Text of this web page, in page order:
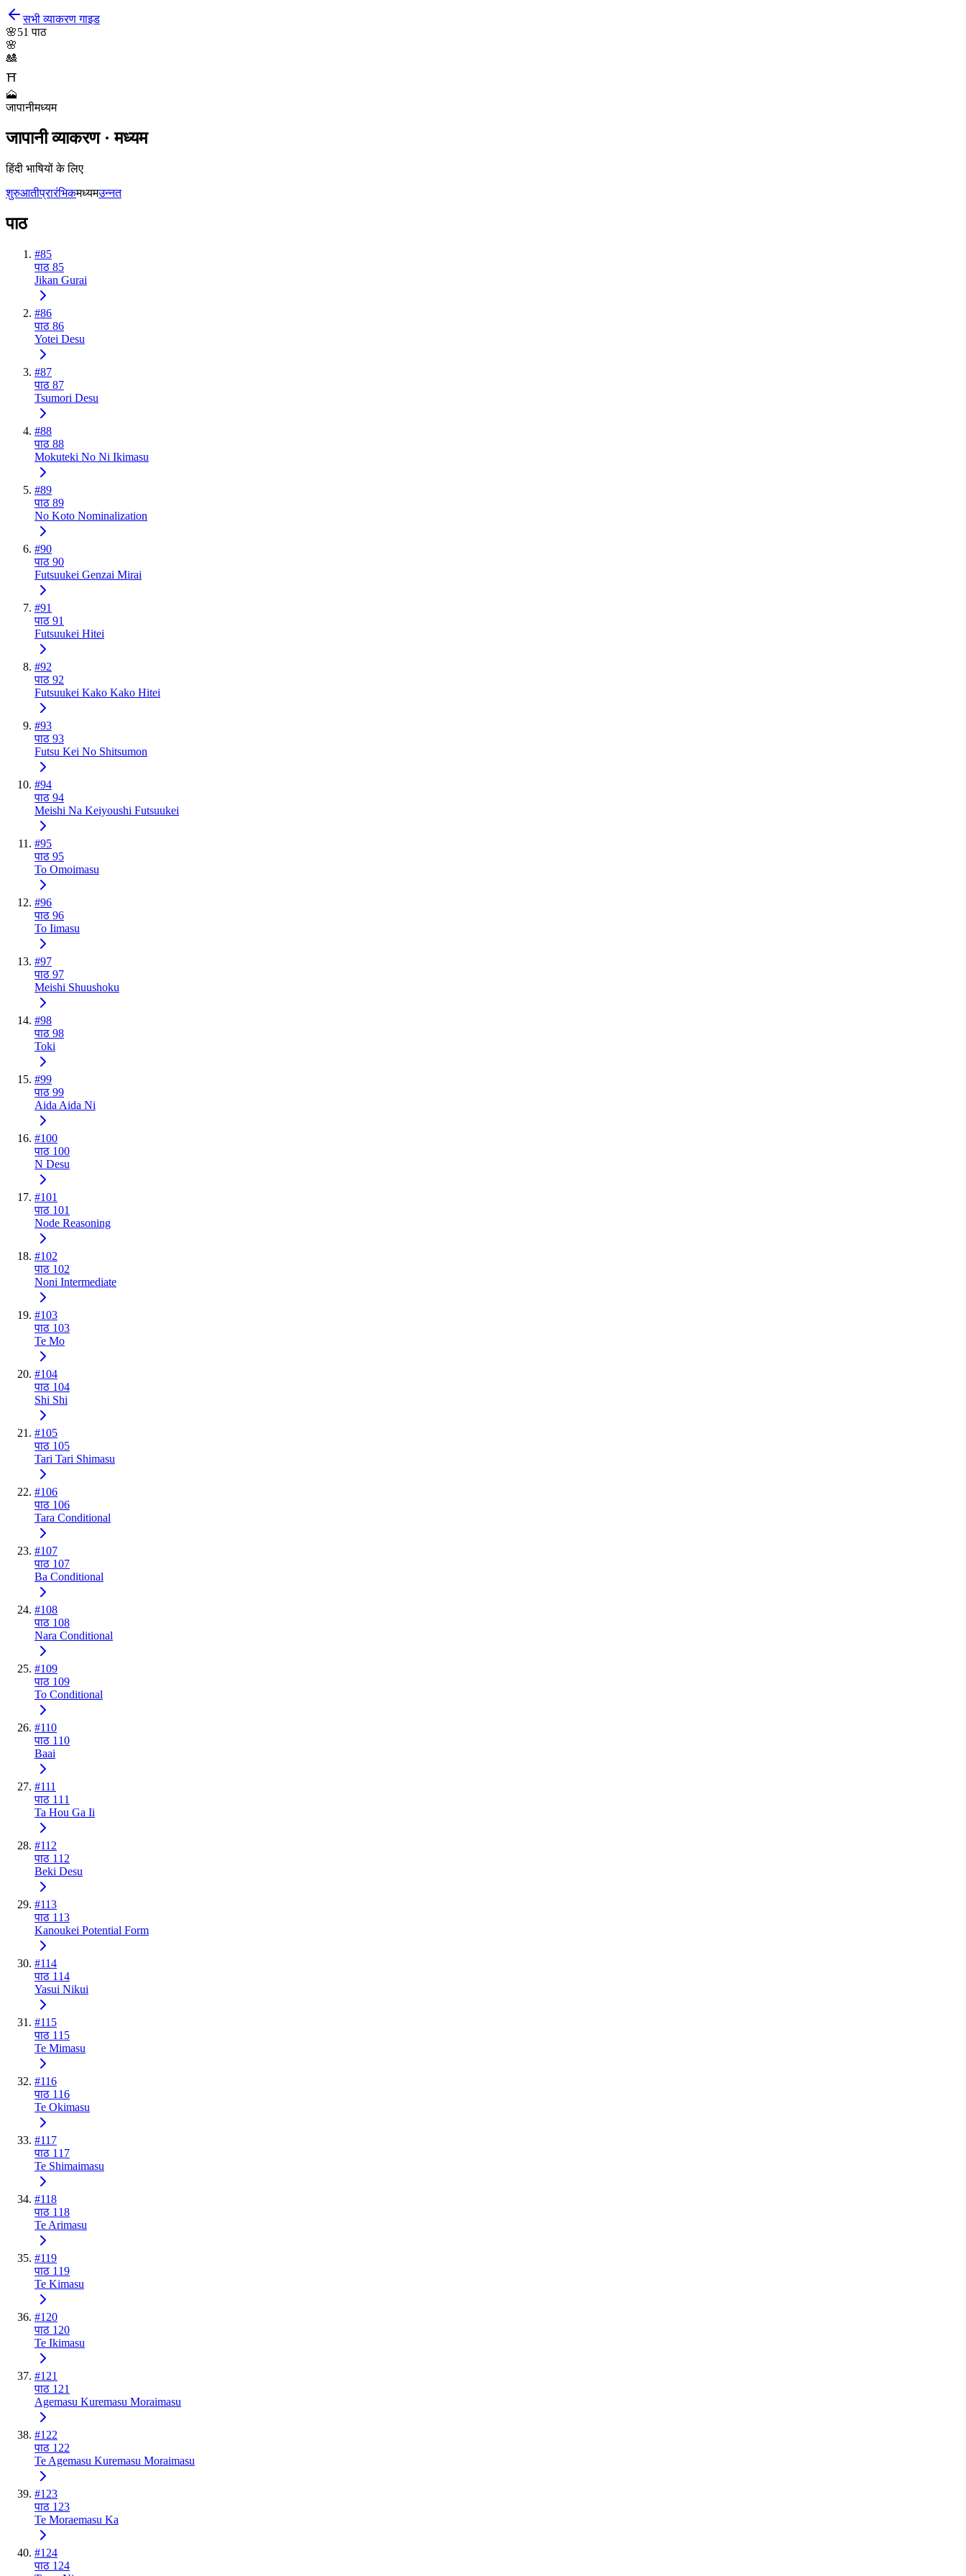
सभी व्याकरण गाइड
🌸51 पाठ
🌸
🎎
⛩️
🗻
जापानीमध्यम
जापानी व्याकरण · मध्यम
हिंदी भाषियों के लिए
शुरुआतीप्रारंभिकमध्यमउन्नत
पाठ
#85
पाठ 85
Jikan Gurai
#86
पाठ 86
Yotei Desu
#87
पाठ 87
Tsumori Desu
#88
पाठ 88
Mokuteki No Ni Ikimasu
#89
पाठ 89
No Koto Nominalization
#90
पाठ 90
Futsuukei Genzai Mirai
#91
पाठ 91
Futsuukei Hitei
#92
पाठ 92
Futsuukei Kako Kako Hitei
#93
पाठ 93
Futsu Kei No Shitsumon
#94
पाठ 94
Meishi Na Keiyoushi Futsuukei
#95
पाठ 95
To Omoimasu
#96
पाठ 96
To Iimasu
#97
पाठ 97
Meishi Shuushoku
#98
पाठ 98
Toki
#99
पाठ 99
Aida Aida Ni
#100
पाठ 100
N Desu
#101
पाठ 101
Node Reasoning
#102
पाठ 102
Noni Intermediate
#103
पाठ 103
Te Mo
#104
पाठ 104
Shi Shi
#105
पाठ 105
Tari Tari Shimasu
#106
पाठ 106
Tara Conditional
#107
पाठ 107
Ba Conditional
#108
पाठ 108
Nara Conditional
#109
पाठ 109
To Conditional
#110
पाठ 110
Baai
#111
पाठ 111
Ta Hou Ga Ii
#112
पाठ 112
Beki Desu
#113
पाठ 113
Kanoukei Potential Form
#114
पाठ 114
Yasui Nikui
#115
पाठ 115
Te Mimasu
#116
पाठ 116
Te Okimasu
#117
पाठ 117
Te Shimaimasu
#118
पाठ 118
Te Arimasu
#119
पाठ 119
Te Kimasu
#120
पाठ 120
Te Ikimasu
#121
पाठ 121
Agemasu Kuremasu Moraimasu
#122
पाठ 122
Te Agemasu Kuremasu Moraimasu
#123
पाठ 123
Te Moraemasu Ka
#124
पाठ 124